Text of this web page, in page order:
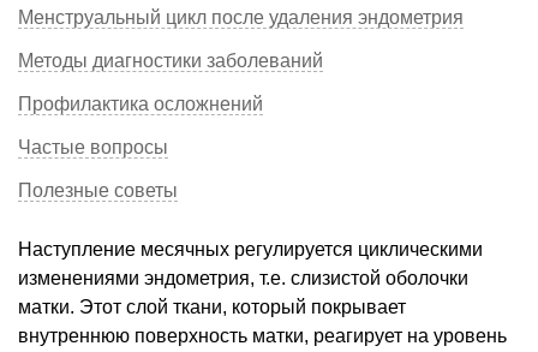
Менструальный цикл после удаления эндометрия
Методы диагностики заболеваний
Профилактика осложнений
Частые вопросы
Полезные советы
Наступление месячных регулируется циклическими
изменениями эндометрия, т.е. слизистой оболочки
матки. Этот слой ткани, который покрывает
внутреннюю поверхность матки, реагирует на уровень